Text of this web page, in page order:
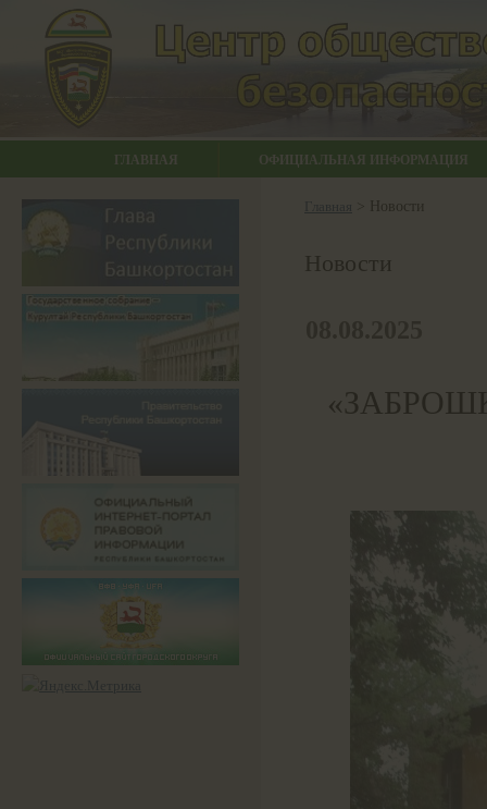
ГЛАВНАЯ ОФИЦИАЛЬНАЯ ИНФОРМАЦИЯ
Главная > Новости
Новости